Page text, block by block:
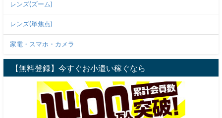
レンズ(ズーム)
レンズ(単焦点)
家電・スマホ・カメラ
【無料登録】今すぐお小遣い稼ぐなら